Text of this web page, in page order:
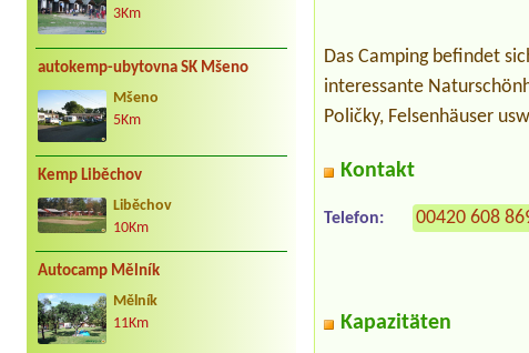
3Km
autokemp-ubytovna SK Mšeno
Mšeno
5Km
Kemp Liběchov
Liběchov
10Km
Autocamp Mělník
Mělník
11Km
Das Camping befindet
interessante
Poličky, Felsenhäuser
Kontakt
Telefon: 00420 608
Kapazitäten